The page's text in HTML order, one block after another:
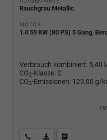
Rauchgrau Metallic
MOTOR
1.0 59 KW (80 PS) 5 Gang,
Verbrauch kombiniert: 5,40
CO2-Klasse: D
CO2-Emissionen: 123,00 g/
Wir rufen Sie anPDF-Fahrzeugexposé